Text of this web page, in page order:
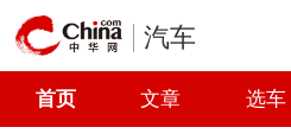
汽车
首页 文章 选车